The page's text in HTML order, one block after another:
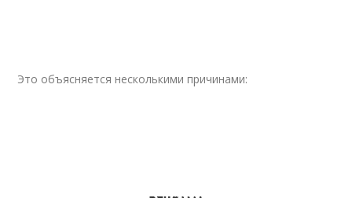
Эффективный крем Крем от морщин
Это объясняется несколькими причинами: